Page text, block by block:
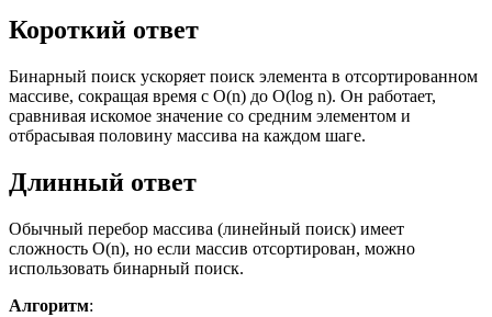
Короткий ответ
Бинарный поиск ускоряет поиск элемента в отсортированном
массиве, сокращая время с O(n) до O(log n). Он работает,
сравнивая искомое значение со средним элементом и
отбрасывая половину массива на каждом шаге.
Длинный ответ
Обычный перебор массива (линейный поиск) имеет
сложность O(n), но если массив отсортирован, можно
использовать бинарный поиск.
Алгоритм: